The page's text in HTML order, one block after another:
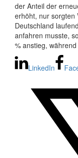
der Anteil der
erhöht, nur sorgten
Deutschland
anfahren musste,
% anstieg,
LinkedIn